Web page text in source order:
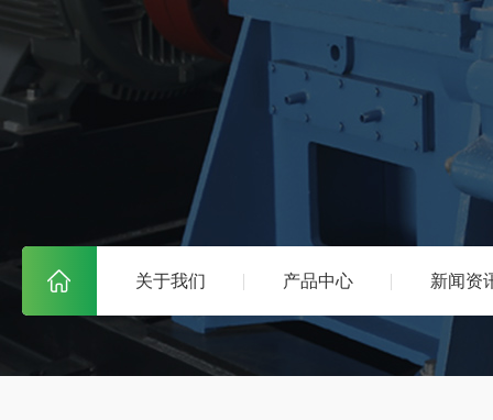
关于我们 产品中心 新闻资